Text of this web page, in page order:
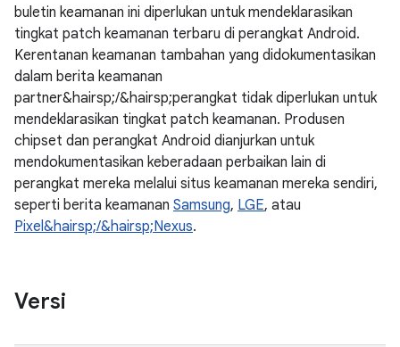
buletin keamanan ini diperlukan untuk mendeklarasikan
tingkat patch keamanan terbaru di perangkat Android.
Kerentanan keamanan tambahan yang didokumentasikan
dalam berita keamanan
partner&hairsp;/&hairsp;perangkat tidak diperlukan untuk
mendeklarasikan tingkat patch keamanan. Produsen
chipset dan perangkat Android dianjurkan untuk
mendokumentasikan keberadaan perbaikan lain di
perangkat mereka melalui situs keamanan mereka sendiri,
seperti berita keamanan Samsung, LGE, atau
Pixel&hairsp;/&hairsp;Nexus.
Versi